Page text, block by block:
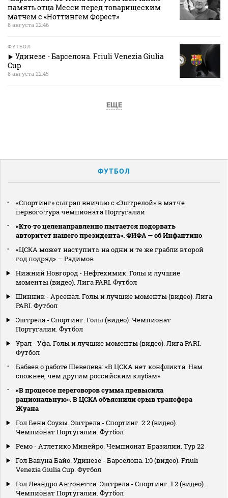
память отца Месси перед товарищеским
матчем с «Ноттингем Форест»
8 августа 22:46
ФУТБОЛ
Удинезе - Барселона. Friuli Venezia Giulia
Cup
8 августа 22:45
ЕЩЕ
ФУТБОЛ
«Спортинг» сыграл вничью с «Эштрелой» в матче
первого тура чемпионата Португалии
«Кто‑то целенаправленно пытается подорвать
авторитет нашего президента». ФИФА — об Инфантино
«ЦСКА может наступить на одни и те же грабли второй
год подряд» — Радимов
Нижний Новгород - Нефтехимик. Голы и лучшие
моменты (видео). Лига PARI. Футбол
Шинник - Арсенал. Голы и лучшие моменты (видео). Лига
PARI. Футбол
Эштрела - Спортинг. Голы (видео). Чемпионат
Португалии. Футбол
Урал - Уфа. Голы и лучшие моменты (видео). Лига PARI.
Футбол
Бабаев о работе Шевелева: «В ЦСКА нет конфликта. Нам
сложнее, чем другим российским клубам»
«В процессе переговоров сумма превысила
рациональную». В ЦСКА объяснили срыв трансфера
Жуана
Гол Бени Соузы. Эштрела - Спортинг. 2:2 (видео).
Чемпионат Португалии. Футбол
Ремо - Атлетико Минейро. Чемпионат Бразилии. Тур 22
Гол Вакуна Байо. Удинезе - Барселона. 1:0 (видео). Friuli
Venezia Giulia Cup. Футбол
Гол Леандро Антонетти. Эштрела - Спортинг. 1:2 (видео).
Чемпионат Португалии. Футбол